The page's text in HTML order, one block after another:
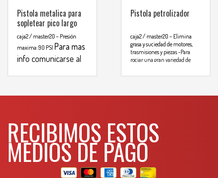
Pistola metalica para
sopletear pico largo
caja2 / master20 – Presión
maxima: 90 PSI Para mas
info comunicarse al
Pistola petrolizador
caja2 / master20 – Elimina
grasa y suciedad de motores,
trasmisiones y piezas-Para
rociar una gran variedad de
mas info
WHATSAPP
RECIBIMOS ESTOS
MEDIOS DE PAGO